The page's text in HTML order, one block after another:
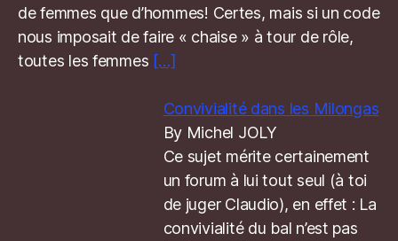
de femmes que d’hommes! Certes, mais si un code
nous imposait de faire « chaise » à tour de rôle,
toutes les femmes […]
Convivialité dans les Milongas
By Michel JOLY
Ce sujet mérite certainement
un forum à lui tout seul (à toi
de juger Claudio), en effet : La
convivialité du bal n’est pas